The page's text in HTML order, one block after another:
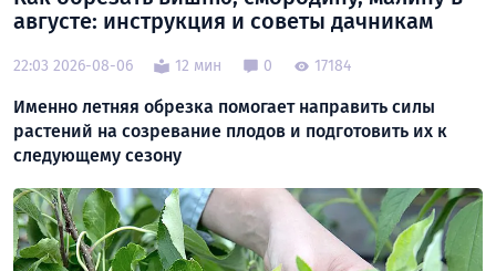
августе: инструкция и советы дачникам
22:03 2026-08-06 12 мин 0 17184
Именно летняя обрезка помогает направить силы
растений на созревание плодов и подготовить их к
следующему сезону